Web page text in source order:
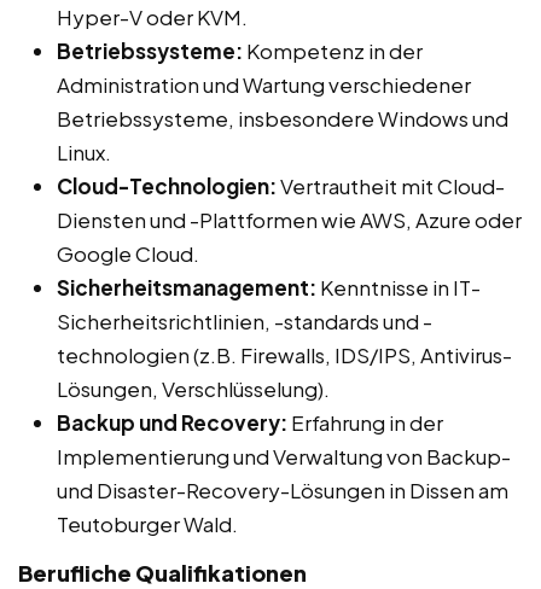
Hyper-V oder KVM.
Betriebssysteme: Kompetenz in der
Administration und Wartung verschiedener
Betriebssysteme, insbesondere Windows und
Linux.
Cloud-Technologien:Vertrautheit mit Cloud-
Diensten und -Plattformen wie AWS, Azure oder
Google Cloud.
Sicherheitsmanagement: Kenntnisse in IT-
Sicherheitsrichtlinien, -standards und -
technologien (z.B. Firewalls, IDS/IPS, Antivirus-
Lösungen, Verschlüsselung).
Backup und Recovery: Erfahrung in der
Implementierung und Verwaltung von Backup-
und Disaster-Recovery-Lösungen in Dissen am
Teutoburger Wald.
Berufliche Qualifikationen